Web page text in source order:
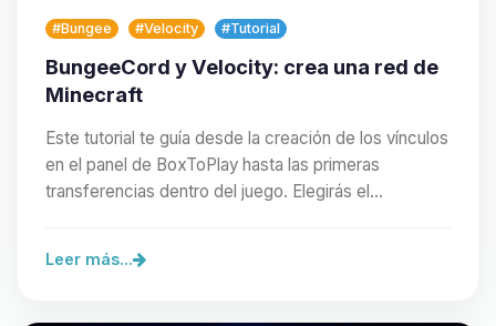
#Bungee #Velocity #Tutorial
BungeeCord y Velocity: crea una red de
Minecraft
Este tutorial te guía desde la creación de los vínculos
en el panel de BoxToPlay hasta las primeras
transferencias dentro del juego. Elegirás el…
Leer más...